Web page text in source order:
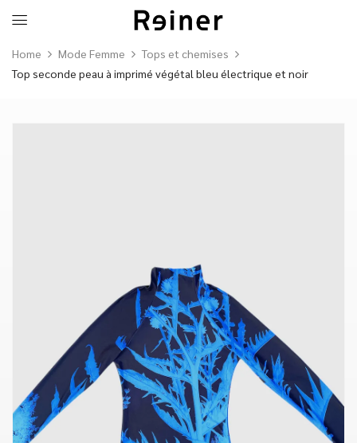
Home Mode Femme
Tops et chemises
Top seconde peau à imprimé végétal bleu électrique et noir